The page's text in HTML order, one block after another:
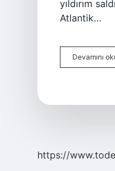
yıldırım
Atlantik…
Devamını
https://